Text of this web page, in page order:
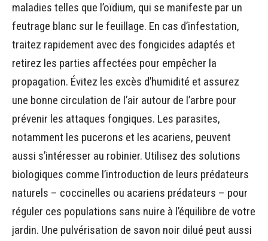
maladies telles que l’oïdium, qui se manifeste par un
feutrage blanc sur le feuillage. En cas d’infestation,
traitez rapidement avec des fongicides adaptés et
retirez les parties affectées pour empêcher la
propagation. Évitez les excès d’humidité et assurez
une bonne circulation de l’air autour de l’arbre pour
prévenir les attaques fongiques. Les parasites,
notamment les pucerons et les acariens, peuvent
aussi s’intéresser au robinier. Utilisez des solutions
biologiques comme l’introduction de leurs prédateurs
naturels – coccinelles ou acariens prédateurs – pour
réguler ces populations sans nuire à l’équilibre de votre
jardin. Une pulvérisation de savon noir dilué peut aussi